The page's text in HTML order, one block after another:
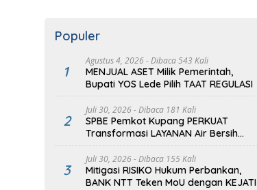
Populer
1
Agustus 4, 2026- Dibaca 543 Kali
MENJUAL ASET Milik Pemerintah,
Bupati YOS Lede Pilih TAAT REGULASI
2
Juli 30, 2026- Dibaca 181 Kali
SPBE Pemkot Kupang PERKUAT
Transformasi LAYANAN Air Bersih
dari PDAM Tirta Lontar
3
Juli 30, 2026- Dibaca 155 Kali
Mitigasi RISIKO Hukum Perbankan,
BANK NTT Teken MoU dengan KEJATI